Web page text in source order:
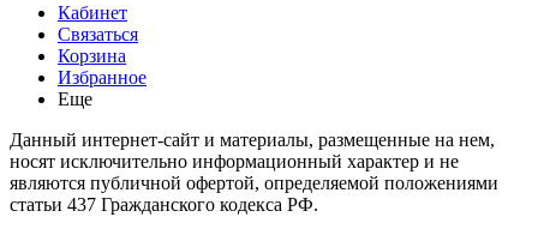
Кабинет
Связаться
Корзина
Избранное
Еще
Данный интернет-сайт и материалы, размещенные на нем,
носят исключительно информационный характер и не
являются публичной офертой, определяемой положениями
статьи 437 Гражданского кодекса РФ.